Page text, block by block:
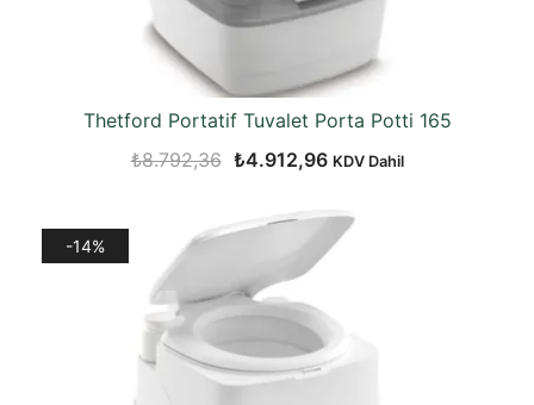
Thetford Portatif Tuvalet Porta Potti 165
₺8.792,36 Orijinal
₺8.792,36.
₺4.912,96Şu
fiyat:
₺4.912,96.
KDV Dahil
-14%